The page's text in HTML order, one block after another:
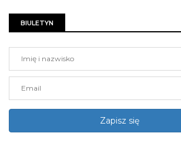
BIULETYN